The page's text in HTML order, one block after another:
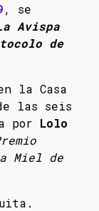
, se
Avispa
de
la Casa
las seis
por Lolo
Miel de